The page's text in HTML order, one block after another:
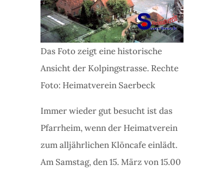
Das Foto zeigt eine historische
Ansicht der Kolpingstrasse. Rechte
Foto: Heimatverein Saerbeck
Immer wieder gut besucht ist das
Pfarrheim, wenn der Heimatverein
zum alljährlichen Klöncafe einlädt.
Am Samstag, den 15. März von 15.00